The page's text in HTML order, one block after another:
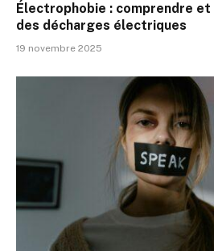
Électrophobie : comprendre
des décharges électriques
19 novembre 2025